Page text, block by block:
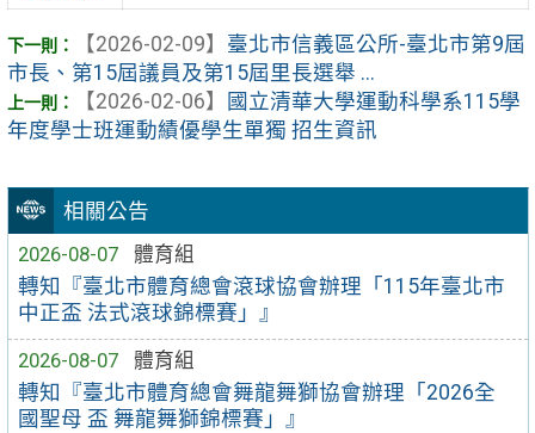
相關公告
2026-08-07
體育組
轉知『臺北市體育總會滾球協會辦理「115年臺北市
中正盃 法式滾球錦標賽」』
2026-08-07
體育組
轉知『臺北市體育總會舞龍舞獅協會辦理「2026全
國聖母 盃 舞龍舞獅錦標賽」』
【2026-02-09】 臺北市信義區公所-臺北市第9屆
市長、第15屆議員及第15屆里長選舉 ...
【2026-02-06】
國立清華大學運動科學系115學
年度學士班運動績優學生單獨 招生資訊